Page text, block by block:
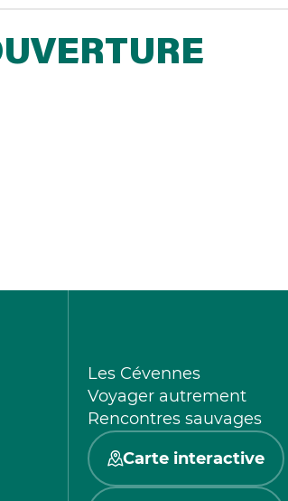
Les Cévennes
Voyager autrement
Rencontres sauvages
Carte interactive